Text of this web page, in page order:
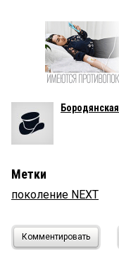
Метки
поколение NEXT
Комментировать